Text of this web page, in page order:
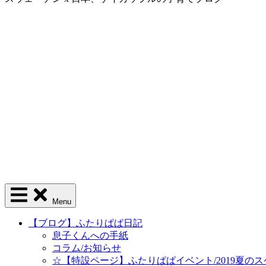
Menu
【ブログ】ふたりぱぱ日記
息子くんへの手紙
コラム/お知らせ
☆【特設ページ】ふたりぱぱイベント/2019夏の